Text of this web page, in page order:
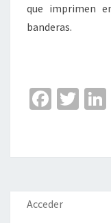
que imprimen
banderas.
Fa
o
o
k
T
er
Acceder